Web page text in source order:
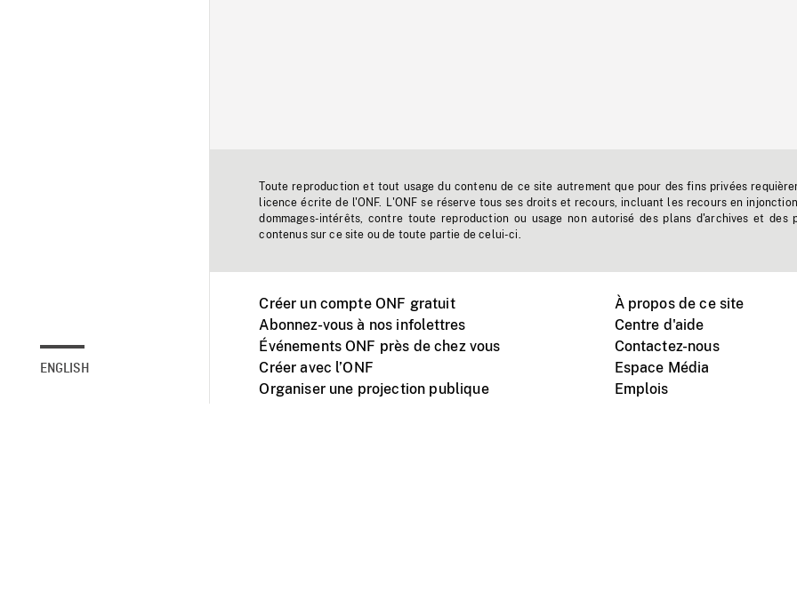
ENGLISH
Toute reproduction et tout usage du contenu de ce site autrement que pour des fins privées
licence écrite de l'ONF. L'ONF se réserve tous ses droits et recours, incluant les recours en
dommages-intérêts, contre toute reproduction ou usage non autorisé des plans d'archives et des
contenus sur ce site ou de toute partie de celui-ci.
Créer un compte ONF gratuit
Abonnez-vous à nos infolettres
Événements ONF près de chez vous
Créer avec l’ONF
Organiser une projection publique
À propos de ce site
Centre d'aide
Contactez-nous
Espace Média
Emplois